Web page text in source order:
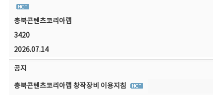
충북콘텐츠코리아랩
3420
2026.07.14
공지
충북콘텐츠코리아랩 창작장비 이용지침